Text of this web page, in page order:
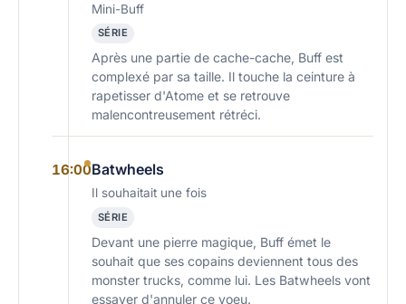
Mini-Buff
SÉRIE
Après une partie de cache-cache, Buff est
complexé par sa taille. Il touche la ceinture à
rapetisser d'Atome et se retrouve
malencontreusement rétréci.
16:00Batwheels
Il souhaitait une fois
SÉRIE
Devant une pierre magique, Buff émet le
souhait que ses copains deviennent tous des
monster trucks, comme lui. Les Batwheels vont
essayer d'annuler ce voeu.